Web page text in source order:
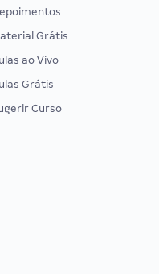
Grátis
ao Vivo
Grátis
Curso